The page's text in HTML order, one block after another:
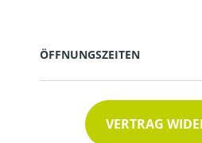
ÖFFNUNGSZEITEN
VERTRAG